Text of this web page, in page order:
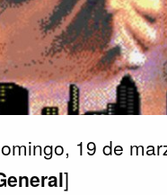
19 de
]